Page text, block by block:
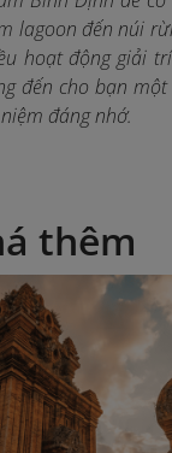
lagoon đến núi
hoạt động giải
đến cho bạn một
đáng nhớ.
thêm